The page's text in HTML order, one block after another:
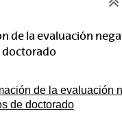
de la evaluación
doctorado
de la evaluación
de doctorado